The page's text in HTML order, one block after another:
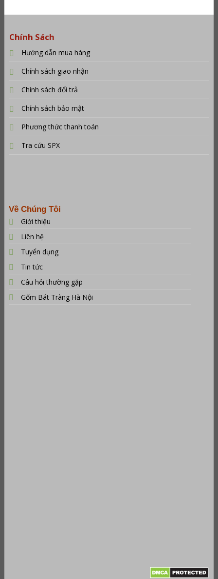
Chính Sách
Hướng dẫn mua hàng
Chính sách giao nhận
Chính sách đổi trả
Chính sách bảo mật
Phương thức thanh toán
Tra cứu SPX
Về Chúng Tôi
Giới thiệu
Liên hệ
Tuyển dụng
Tin tức
Câu hỏi thường gặp
Gốm Bát Tràng Hà Nội